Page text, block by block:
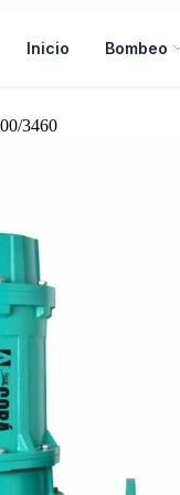
Inicio Bombeo
3460